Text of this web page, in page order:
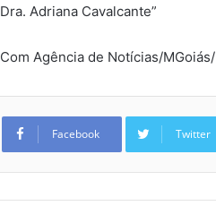
Dra. Adriana Cavalcante”
Com Agência de Notícias/MGoiás/
Facebook Twitter